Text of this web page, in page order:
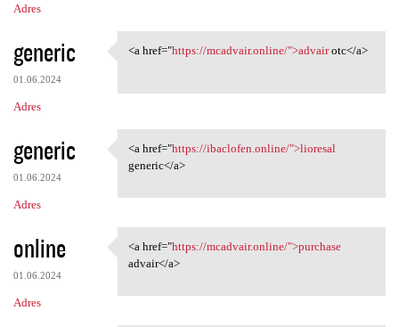
Adres
generic
01.06.2024
Adres
<a href="https://mcadvair
<a href="https://mcadvair.online/">advairotc</a>
generic
01.06.2024
Adres
<a href="https://ibaclofen
<a href="https://ibaclofen.online/">lioresal
generic</a>
online
01.06.2024
Adres
<a href="https://mcadvair
<a href="https://mcadvair.online/">purchase
advair</a>